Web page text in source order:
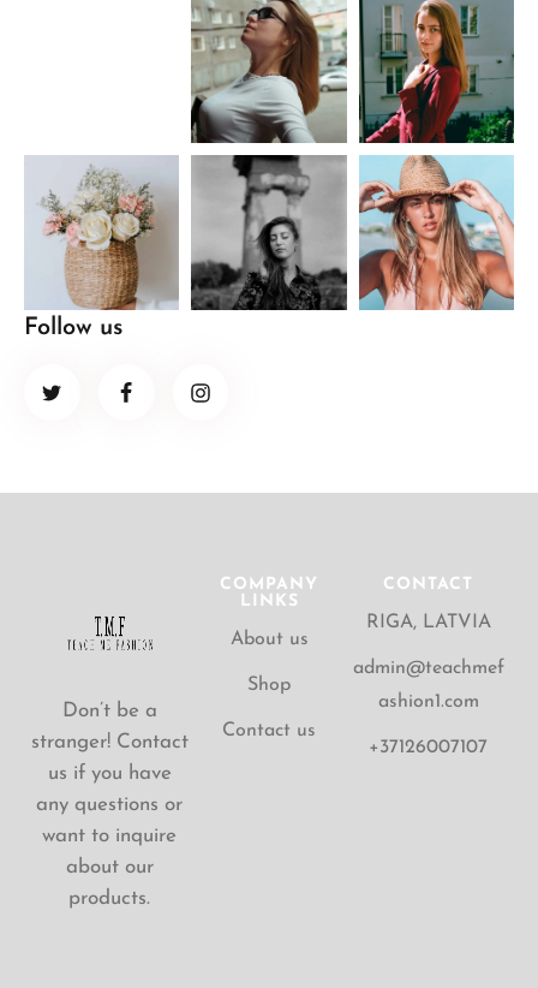
Follow us
Don’t be a
stranger! Contact
us if you have
any questions or
want to inquire
about our
products.
COMPANY
LINKS
About us
Shop
Contact us
CONTACT
RIGA, LATVIA
admin@teachmef
ashion1.com
+37126007107